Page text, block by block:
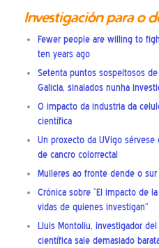
Investigación para o
Fewer people are willing to
ten years ago
Setenta puntos sospeitosos de
Galicia, sinalados nunha
O impacto da industria da
científica
Un proxecto da UVigo sérvese
de cancro colorrectal
Mulleres ao fronte dende o sur
Crónica sobre “El impacto de
vidas de quienes investigan”
Lluis Montoliu, investigador del
científica sale demasiado